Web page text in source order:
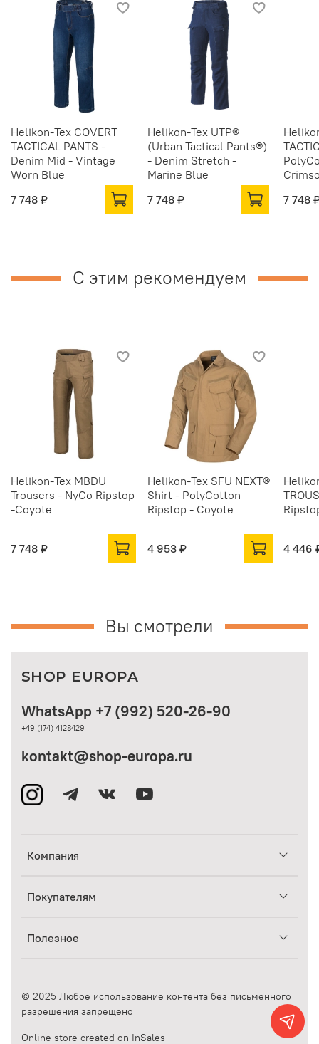
Helikon-Tex COVERT
TACTICAL PANTS -
Denim Mid - Vintage
Worn Blue
7 748 ₽
Helikon-Tex UTP®
(Urban Tactical Pants®)
- Denim Stretch -
Marine Blue
7 748 ₽
7 748
С этим рекомендуем
Helikon-Tex MBDU
Trousers - NyCo Ripstop
-Coyote
7 748 ₽
Helikon-Tex SFU NEXT®
Shirt - PolyCotton
Ripstop - Coyote
4 953 ₽ 4 446
Вы смотрели
Компания
Покупателям
Полезное
WhatsApp +7 (992) 520-26-90
+49 (174) 4128429
kontakt@shop-europa.ru
SHOP EUROPA
© 2025 Любое использование контента без письменного
разрешения запрещено
Online store created on InSales